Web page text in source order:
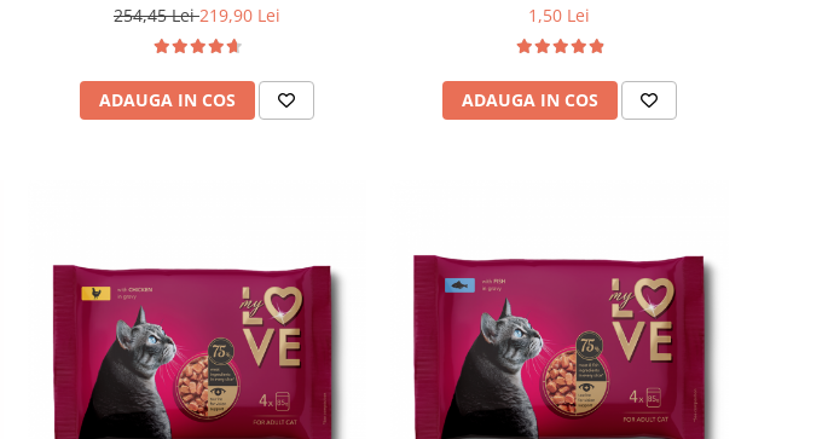
254,45 Lei219,90 Lei
ADAUGA IN COS
1,50 Lei
ADAUGA IN COS